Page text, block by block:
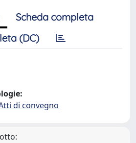
Scheda completa
(DC)
di convegno